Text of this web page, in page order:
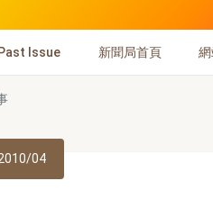
Issue 新聞局首頁
04